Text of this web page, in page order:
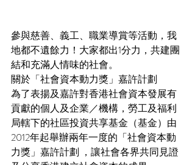
參與慈善、義工、職業導賞等活動，我
地都不遺餘力！大家都出1分力，共建團
結和充滿人情味的社會。
關於「社會資本動力獎」嘉許計劃
為了表揚及嘉許對香港社會資本發展有
貢獻的個人及企業／機構，勞工及福利
局轄下的社區投資共享基金（基金）由
2012年起舉辦兩年一度的「社會資本動
力獎」嘉許計劃 ，讓社會各界共同見證